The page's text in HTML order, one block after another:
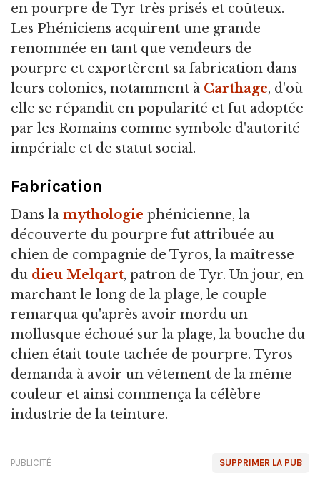
en pourpre de Tyr très prisés et coûteux.
Les Phéniciens acquirent une grande
renommée en tant que vendeurs de
pourpre et exportèrent sa fabrication dans
leurs colonies, notamment à Carthage, d'où
elle se répandit en popularité et fut adoptée
par les Romains comme symbole d'autorité
impériale et de statut social.
Fabrication
Dans la mythologie phénicienne, la
découverte du pourpre fut attribuée au
chien de compagnie de Tyros, la maîtresse
du dieu Melqart, patron de Tyr. Un jour, en
marchant le long de la plage, le couple
remarqua qu'après avoir mordu un
mollusque échoué sur la plage, la bouche du
chien était toute tachée de pourpre. Tyros
demanda à avoir un vêtement de la même
couleur et ainsi commença la célèbre
industrie de la teinture.
SUPPRIMER LA PUB
PUBLICITÉ